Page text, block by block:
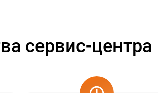
сервис-центра